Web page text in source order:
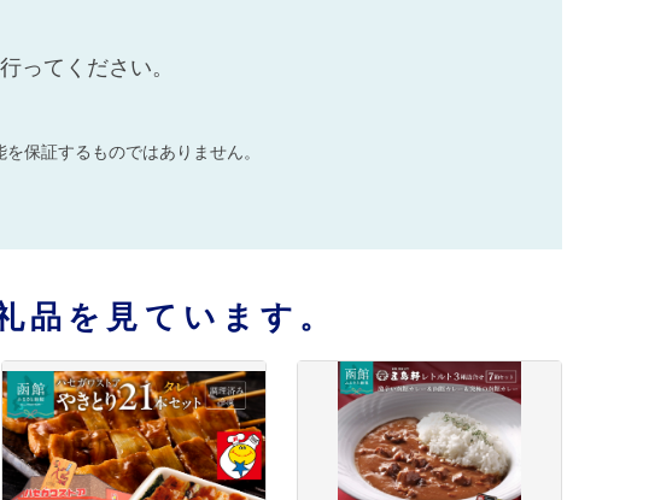
ってください。
保証するものではありません。
品を見ています。